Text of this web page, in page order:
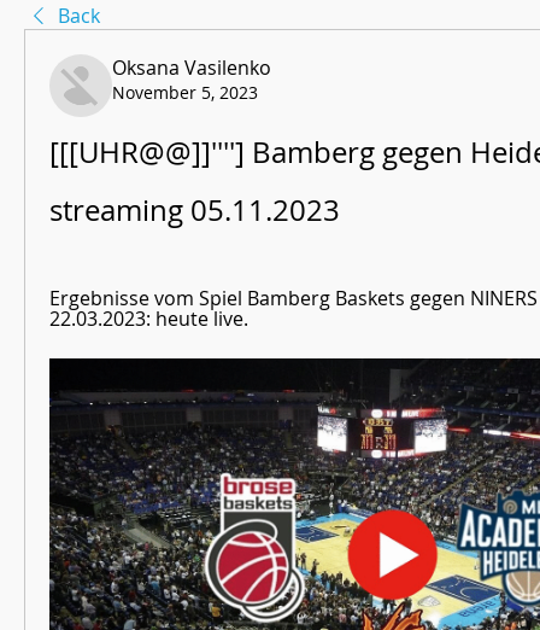
Back
Oksana Vasilenko
November 5, 2023
[[[UHR@@]]''''] Bamberg gegen
streaming 05.11.2023
Ergebnisse vom Spiel Bamberg Baskets gegen
22.03.2023: heute live.